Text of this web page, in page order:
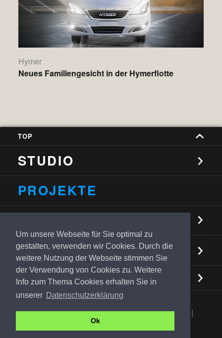
Um unsere Webseite für Sie optimal zu
gestalten, verwenden wir Cookies. Durch die
weitere Nutzung der Webseite stimmen Sie
der Verwendung von Cookies zu. Weitere
Info zum Thema Cookies erhalten Sie in
unserer Datenschutzerklärung
Ok
Hymer
Neues Familiengesicht in der Hymerflotte
TOP
STUDIO
PROJEKTE
KONTAKT
Newsletter Jobs Impressum Datenschutz
|